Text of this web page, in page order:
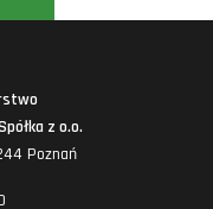
z o.o.
Poznań